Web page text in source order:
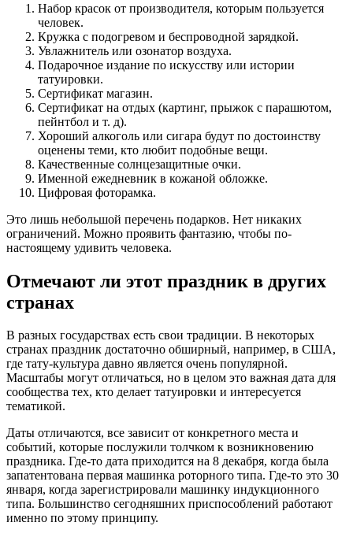
Набор красок от производителя, которым пользуется
человек.
Кружка с подогревом и беспроводной зарядкой.
Увлажнитель или озонатор воздуха.
Подарочное издание по искусству или истории
татуировки.
Сертификат магазин.
Сертификат на отдых (картинг, прыжок с парашютом,
пейнтбол и т. д).
Хороший алкоголь или сигара будут по достоинству
оценены теми, кто любит подобные вещи.
Качественные солнцезащитные очки.
Именной ежедневник в кожаной обложке.
Цифровая фоторамка.
Это лишь небольшой перечень подарков. Нет никаких
ограничений. Можно проявить фантазию, чтобы по-
настоящему удивить человека.
Отмечают ли этот праздник в других
странах
В разных государствах есть свои традиции. В некоторых
странах праздник достаточно обширный, например, в США,
где тату-культура давно является очень популярной.
Масштабы могут отличаться, но в целом это важная дата для
сообщества тех, кто делает татуировки и интересуется
тематикой.
Даты отличаются, все зависит от конкретного места и
событий, которые послужили толчком к возникновению
праздника. Где-то дата приходится на 8 декабря, когда была
запатентована первая машинка роторного типа. Где-то это 30
января, когда зарегистрировали машинку индукционного
типа. Большинство сегодняшних приспособлений работают
именно по этому принципу.